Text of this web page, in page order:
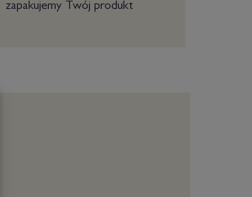
zapakujemy Twój produkt